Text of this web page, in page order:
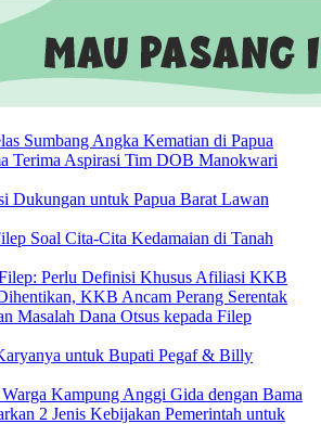
Sumbang Angka Kematian di Papua
Terima Aspirasi Tim DOB Manokwari
Dukungan untuk Papua Barat Lawan
Soal Cita-Cita Kedamaian di Tanah
Perlu Definisi Khusus Afiliasi KKB
KKB Ancam Perang Serentak
Masalah Dana Otsus kepada Filep
untuk Bupati Pegaf & Billy
Kampung Anggi Gida dengan Bama
2 Jenis Kebijakan Pemerintah untuk